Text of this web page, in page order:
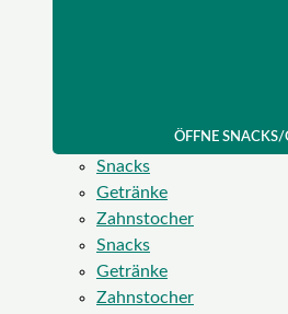
ÖFFNE SNACKS/
Snacks
Getränke
Zahnstocher
Snacks
Getränke
Zahnstocher